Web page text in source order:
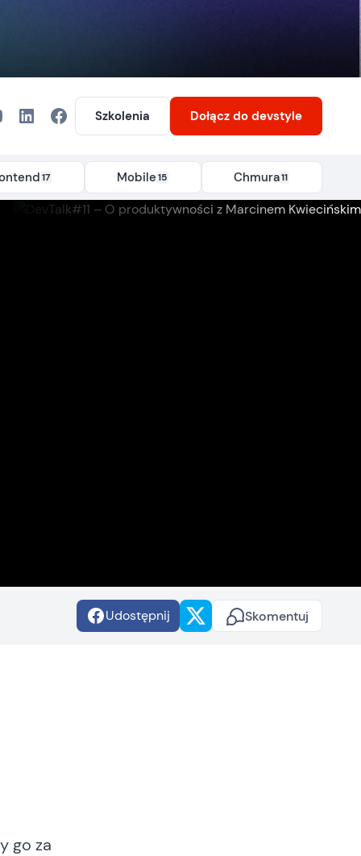
Szkolenia Dołącz do devstyle
17 Mobile15 Chmura11
Udostępnij Skomentuj
go za